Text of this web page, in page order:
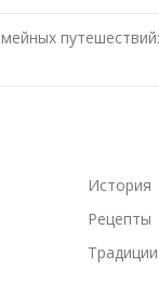
История
Рецепты
Традиции